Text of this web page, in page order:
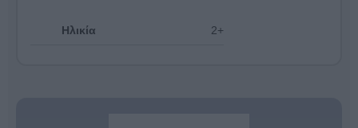
Ηλικία 2+